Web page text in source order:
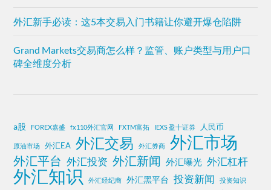
外汇新手必读：这5本交易入门书籍让你避开爆仓陷阱
Grand Markets交易商怎么样？监管、账户类型与用户口
碑全维度分析
a股 FOREX嘉盛 fx110外汇官网 FXTM富拓 IEXS 盈十证券 人民币
原油市场 外汇EA 外汇交易 外汇券商 外汇市场
外汇平台 外汇投资 外汇新闻 外汇曝光 外汇杠杆
外汇知识 外汇经纪商 外汇黑平台 投资新闻 投资知识